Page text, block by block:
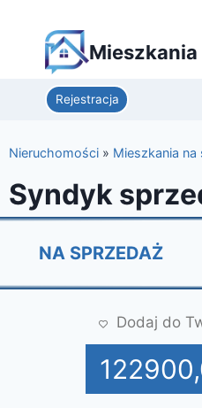
Rejestracja
Nieruchomości » Mieszkania na
Syndyk
NA SPRZEDAŻ
Dodaj do